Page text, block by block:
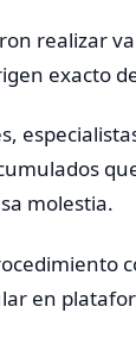
realizar
exacto
molestia.
en